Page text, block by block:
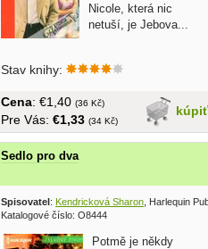
Nicole, která nic
netuší, je Jebova...
Stav knihy:
kúpiť
Cena: €1,40 (36 Kč)
Pre Vás: €1,33 (34 Kč)
Sedlo pro dva
Spisovatel: Kendricková Sharon , Harlequin
Katalogové číslo: O8444
Potmě je někdy